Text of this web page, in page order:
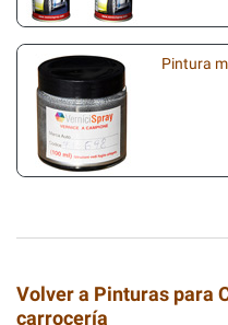
Pintura
Volver a Pinturas para
carrocería